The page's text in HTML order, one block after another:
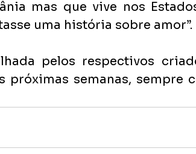
mas que vive nos
uma história sobre amor”.
pelos respectivos